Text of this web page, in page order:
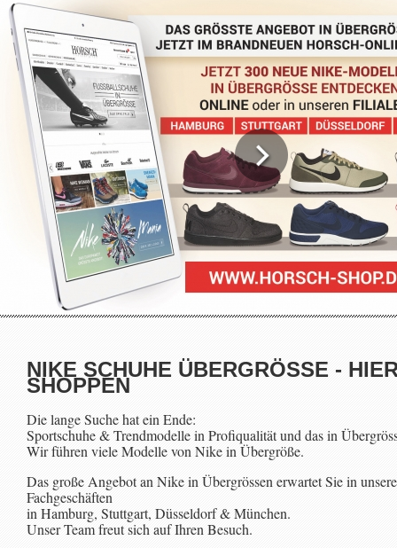
NIKE SCHUHE ÜBERGRÖSSE -
SHOPPEN
Die lange Suche hat ein Ende:
Sportschuhe & Trendmodelle in Profiqualität und das in
Wir führen viele Modelle von Nike in Übergröße.
Das große Angebot an Nike in Übergrössen erwartet Sie in
Fachgeschäften
in Hamburg, Stuttgart, Düsseldorf & München.
Unser Team freut sich auf Ihren Besuch.